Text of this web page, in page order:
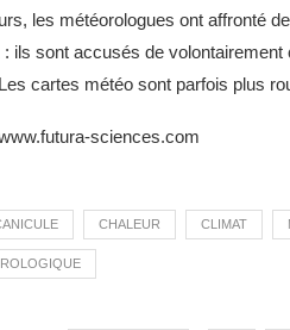
les météorologues ont affronté
ils sont accusés de volontairement
cartes météo sont parfois plus
sciences.com
CHALEUR CLIMAT